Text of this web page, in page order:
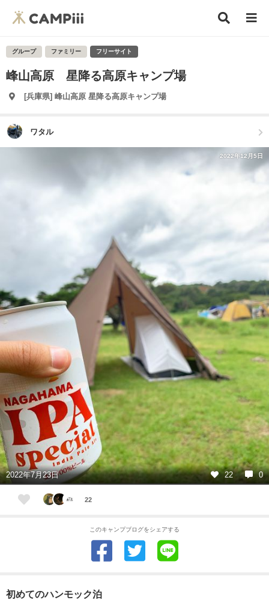
グループ ファミリー フリーサイト
峰山高原 星降る高原キャンプ場
[兵庫県] 峰山高原 星降る高原キャンプ場
ワタル
2022年12月5日
2022年7月23日 22 0
22
このキャンプブログをシェアする
初めてのハンモック泊